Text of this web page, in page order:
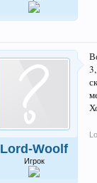
Lord-Woolf
Игрок